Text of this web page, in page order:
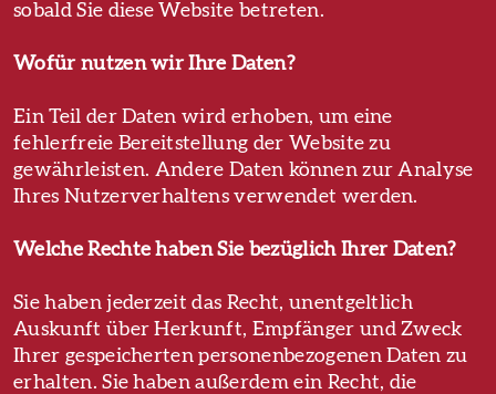
sobald Sie diese Website betreten.
Wofür nutzen wir Ihre Daten?
Ein Teil der Daten wird erhoben, um eine
fehlerfreie Bereitstellung der Website zu
gewährleisten. Andere Daten können zur Analyse
Ihres Nutzerverhaltens verwendet werden.
Welche Rechte haben Sie bezüglich Ihrer Daten?
Sie haben jederzeit das Recht, unentgeltlich
Auskunft über Herkunft, Empfänger und Zweck
Ihrer gespeicherten personenbezogenen Daten zu
erhalten. Sie haben außerdem ein Recht, die